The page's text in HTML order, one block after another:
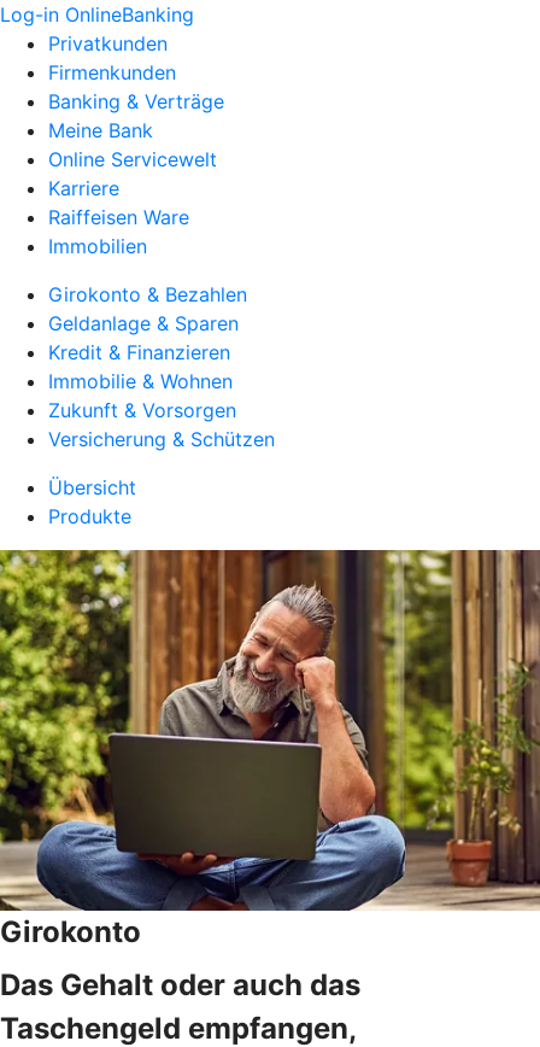
Log-in OnlineBanking
Privatkunden
Firmenkunden
Banking & Verträge
Meine Bank
Online Servicewelt
Karriere
Raiffeisen Ware
Immobilien
Girokonto & Bezahlen
Geldanlage & Sparen
Kredit & Finanzieren
Immobilie & Wohnen
Zukunft & Vorsorgen
Versicherung & Schützen
Übersicht
Produkte
Girokonto
Das Gehalt oder auch das
Taschengeld empfangen,